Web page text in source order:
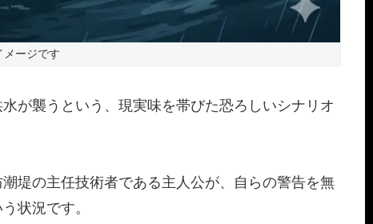
ージです
が襲うという、現実味を帯びた恐ろしいシナリオ
堤の主任技術者である主人公が、自らの警告を無
状況です。